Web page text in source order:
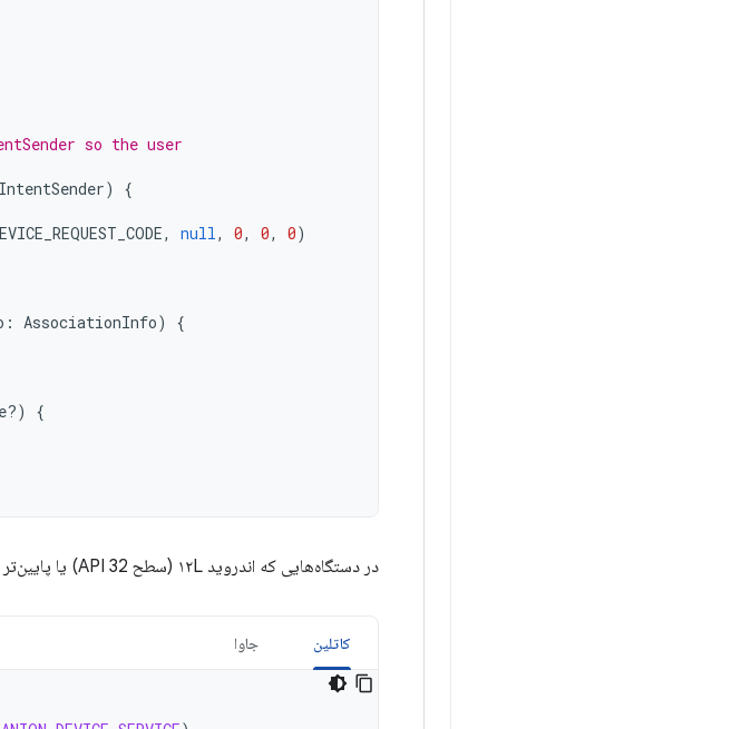
so the user
IntentSender)
{
, null, 0, 0, 0)
: AssociationInfo)
{
{
در دستگاه‌هایی که اندروید ۱۲L (سطح API 32) یا پایین‌تر (منسوخ شده) را اجرا می‌کنند:
کاتلین جاوا